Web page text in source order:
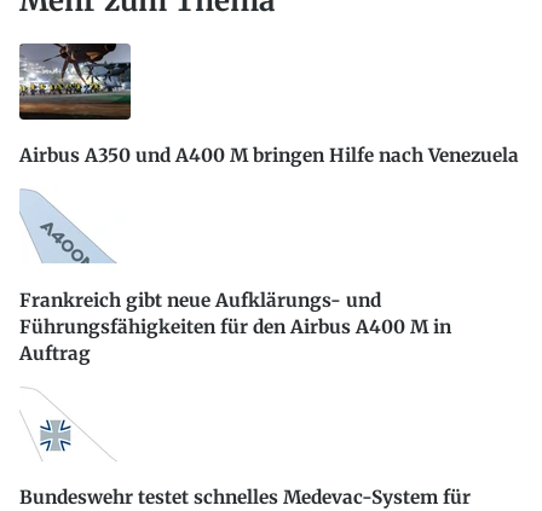
Airbus A350 und A400 M bringen Hilfe nach Venezuela
Frankreich gibt neue Aufklärungs- und
Führungsfähigkeiten für den Airbus A400 M in
Auftrag
Bundeswehr testet schnelles Medevac-System für